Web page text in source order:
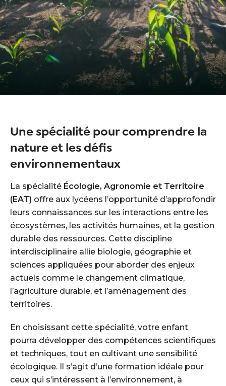
Une spécialité pour comprendre la
nature et les défis
environnementaux
La spécialité Écologie, Agronomie et Territoire
(EAT) offre aux lycéens l’opportunité d’approfondir
leurs connaissances sur les interactions entre les
écosystèmes, les activités humaines, et la gestion
durable des ressources. Cette discipline
interdisciplinaire allie biologie, géographie et
sciences appliquées pour aborder des enjeux
actuels comme le changement climatique,
l’agriculture durable, et l’aménagement des
territoires.
En choisissant cette spécialité, votre enfant
pourra développer des compétences scientifiques
et techniques, tout en cultivant une sensibilité
écologique. Il s’agit d’une formation idéale pour
ceux qui s’intéressent à l’environnement, à